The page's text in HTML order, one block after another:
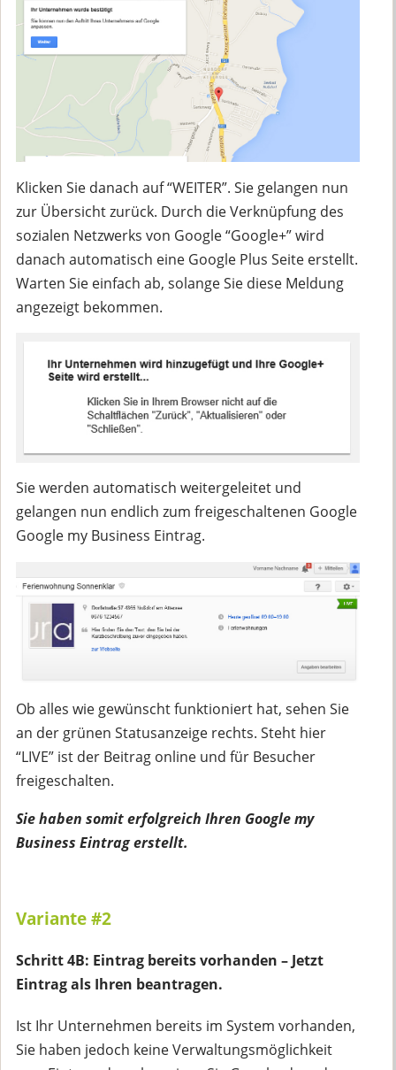
Klicken Sie danach auf “WEITER”. Sie gelangen nun
zur Übersicht zurück. Durch die Verknüpfung des
sozialen Netzwerks von Google “Google+” wird
danach automatisch eine Google Plus Seite erstellt.
Warten Sie einfach ab, solange Sie diese Meldung
angezeigt bekommen.
Sie werden automatisch weitergeleitet und
gelangen nun endlich zum freigeschaltenen Google
Google my Business Eintrag.
Ob alles wie gewünscht funktioniert hat, sehen Sie
an der grünen Statusanzeige rechts. Steht hier
“LIVE” ist der Beitrag online und für Besucher
freigeschalten.
Sie haben somit erfolgreich Ihren Google my
Business Eintrag erstellt.
Variante #2
Schritt 4B: Eintrag bereits vorhanden – Jetzt
Eintrag als Ihren beantragen.
Ist Ihr Unternehmen bereits im System vorhanden,
Sie haben jedoch keine Verwaltungsmöglichkeit